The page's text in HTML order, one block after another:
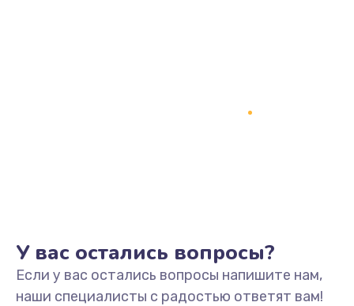
У вас остались вопросы?
Если у вас остались вопросы напишите нам,
наши специалисты с радостью ответят вам!